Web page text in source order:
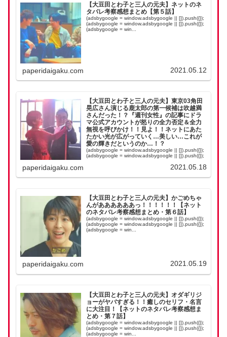
【大豆田とわ子と三人の元夫】ネットのネ
タバレ考察感想まとめ【第５話】
(adsbygoogle = window.adsbygoogle || []).push({});
(adsbygoogle = window.adsbygoogle || []).push({});
(adsbygoogle = win...
paperidaigaku.com 2021.05.12
【大豆田とわ子と三人の元夫】東京03角田
晃広さん演じる鹿太郎の第一候補は吹越満
さんだった！？『週刊女性』の記事にドラ
マ公式アカウントが怒りの全力否定＆全力
無視を呼びかけ！！見よ！！ネットにあた
たかい光が広がっていく…美しい…これが
愛の輝きだというのか…！？
(adsbygoogle = window.adsbygoogle || []).push({});
(adsbygoogle = window.adsbygoogle || []).push({});
paperidaigaku.com 2021.05.18
【大豆田とわ子と三人の元夫】かごめちゃ
んがああああああっ！！！！！！【ネット
のネタバレ考察感想まとめ・第６話】
(adsbygoogle = window.adsbygoogle || []).push({});
(adsbygoogle = window.adsbygoogle || []).push({});
(adsbygoogle = win...
paperidaigaku.com 2021.05.19
【大豆田とわ子と三人の元夫】オダギリジ
ョーがヤバすぎる！！癒しのセリフ・名言
に大注目！【ネットのネタバレ考察感想ま
とめ・第７話】
(adsbygoogle = window.adsbygoogle || []).push({});
(adsbygoogle = window.adsbygoogle || []).push({});
(adsbygoogle = win...